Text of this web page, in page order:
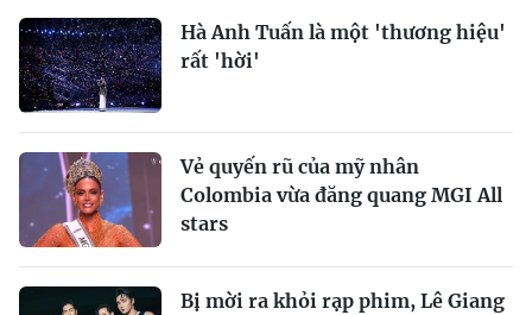
Hà Anh Tuấn là một 'thương hiệu'
rất 'hời'
Vẻ quyến rũ của mỹ nhân
Colombia vừa đăng quang MGI All
stars
Bị mời ra khỏi rạp phim, Lê Giang